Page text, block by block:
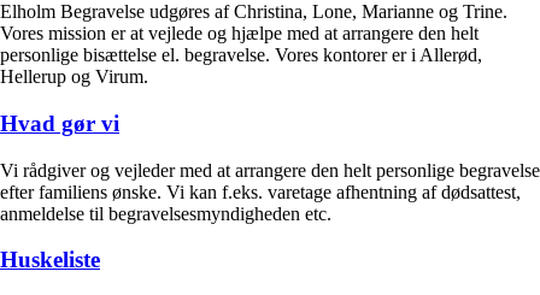
Elholm Begravelse udgøres af Christina, Lone, Marianne og Trine.
Vores mission er at vejlede og hjælpe med at arrangere den helt
personlige bisættelse el. begravelse. Vores kontorer er i Allerød,
Hellerup og Virum.
Hvad gør vi
Vi rådgiver og vejleder med at arrangere den helt personlige begravelse
efter familiens ønske. Vi kan f.eks. varetage afhentning af dødsattest,
anmeldelse til begravelsesmyndigheden etc.
Huskeliste